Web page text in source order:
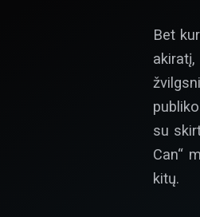
Bet
su
Can“
kitų.